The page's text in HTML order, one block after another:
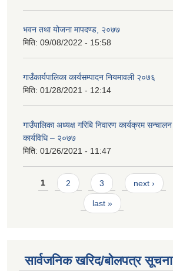
भवन तथा योजना मापदण्ड, २०७७
मिति: 09/08/2022 - 15:58
गाउँकार्यपालिका कार्यसम्पादन नियमावली २०७६
मिति: 01/28/2021 - 12:14
गाउँपालिका अध्यक्ष गरिबि निवारण कार्यक्रम सन्चालन
कार्यविधि – २०७७
मिति: 01/26/2021 - 11:47
Pages
1 2 3 next ›
last »
सार्वजनिक खरिद/बोलपत्र सूचना